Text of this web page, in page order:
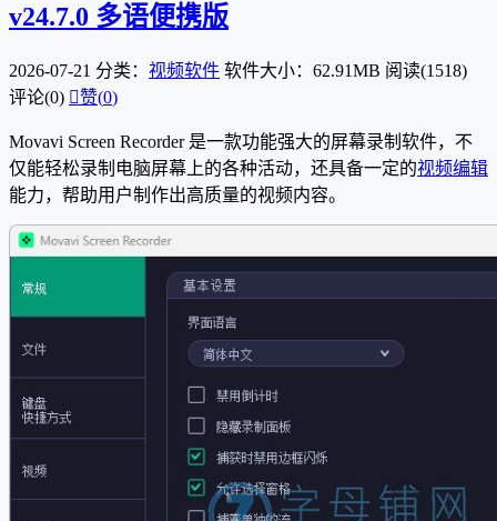
v24.7.0 多语便携版
2026-07-21 分类： 视频软件 软件大小：62.91MB 阅读(1518)
评论(0) 赞(0)
Movavi Screen Recorder 是一款功能强大的屏幕录制软件，不
仅能轻松录制电脑屏幕上的各种活动，还具备一定的视频编辑
能力，帮助用户制作出高质量的视频内容。